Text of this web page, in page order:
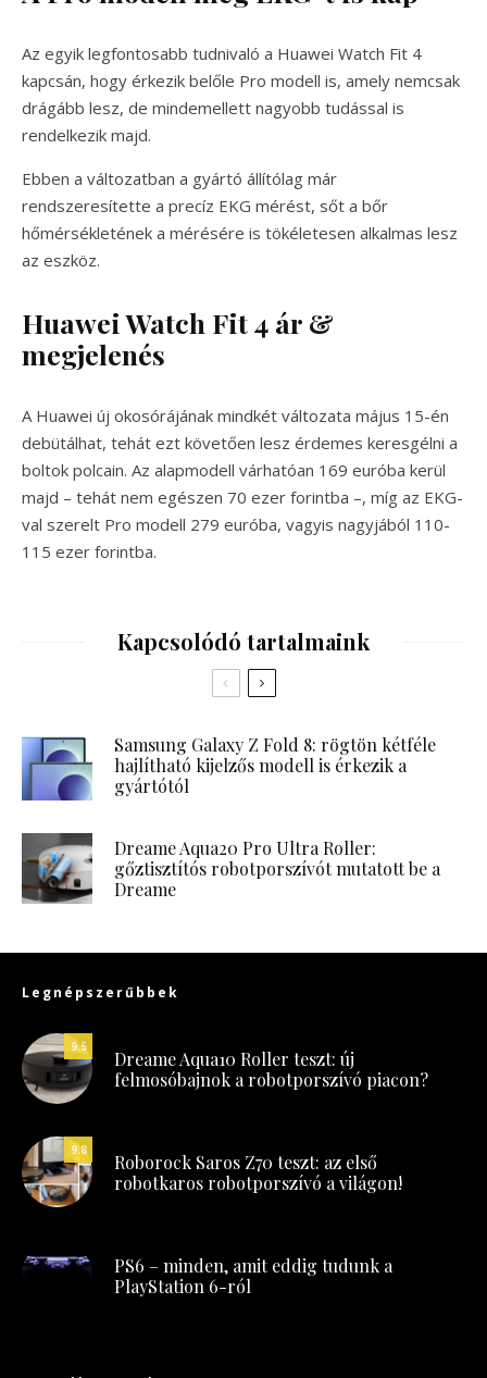
Az egyik legfontosabb tudnivaló a Huawei Watch Fit 4
kapcsán, hogy érkezik belőle Pro modell is, amely nemcsak
drágább lesz, de mindemellett nagyobb tudással is
rendelkezik majd.
Ebben a változatban a gyártó állítólag már
rendszeresítette a precíz EKG mérést, sőt a bőr
hőmérsékletének a mérésére is tökéletesen alkalmas lesz
az eszköz.
Huawei Watch Fit 4 ár &
megjelenés
A Huawei új okosórájának mindkét változata május 15-én
debütálhat, tehát ezt követően lesz érdemes keresgélni a
boltok polcain. Az alapmodell várhatóan 169 euróba kerül
majd – tehát nem egészen 70 ezer forintba –, míg az EKG-
val szerelt Pro modell 279 euróba, vagyis nagyjából 110-
115 ezer forintba.
Kapcsolódó tartalmaink
Samsung Galaxy Z Fold 8: rögtön kétféle
hajlítható kijelzős modell is érkezik a
gyártótól
Dreame Aqua20 Pro Ultra Roller:
gőztisztítós robotporszívót mutatott be a
Dreame
Legnépszerűbbek
9.5
Dreame Aqua10 Roller teszt: új
felmosóbajnok a robotporszívó piacon?
9.8
Roborock Saros Z70 teszt: az első
robotkaros robotporszívó a világon!
PS6 – minden, amit eddig tudunk a
PlayStation 6-ról